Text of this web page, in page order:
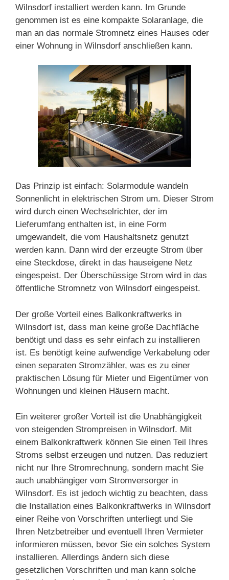
Wilnsdorf installiert werden kann. Im Grunde
genommen ist es eine kompakte Solaranlage, die
man an das normale Stromnetz eines Hauses oder
einer Wohnung in Wilnsdorf anschließen kann.
Das Prinzip ist einfach: Solarmodule wandeln
Sonnenlicht in elektrischen Strom um. Dieser Strom
wird durch einen Wechselrichter, der im
Lieferumfang enthalten ist, in eine Form
umgewandelt, die vom Haushaltsnetz genutzt
werden kann. Dann wird der erzeugte Strom über
eine Steckdose, direkt in das hauseigene Netz
eingespeist. Der Überschüssige Strom wird in das
öffentliche Stromnetz von Wilnsdorf eingespeist.
Der große Vorteil eines Balkonkraftwerks in
Wilnsdorf ist, dass man keine große Dachfläche
benötigt und dass es sehr einfach zu installieren
ist. Es benötigt keine aufwendige Verkabelung oder
einen separaten Stromzähler, was es zu einer
praktischen Lösung für Mieter und Eigentümer von
Wohnungen und kleinen Häusern macht.
Ein weiterer großer Vorteil ist die Unabhängigkeit
von steigenden Strompreisen in Wilnsdorf. Mit
einem Balkonkraftwerk können Sie einen Teil Ihres
Stroms selbst erzeugen und nutzen. Das reduziert
nicht nur Ihre Stromrechnung, sondern macht Sie
auch unabhängiger vom Stromversorger in
Wilnsdorf. Es ist jedoch wichtig zu beachten, dass
die Installation eines Balkonkraftwerks in Wilnsdorf
einer Reihe von Vorschriften unterliegt und Sie
Ihren Netzbetreiber und eventuell Ihren Vermieter
informieren müssen, bevor Sie ein solches System
installieren. Allerdings ändern sich diese
gesetzlichen Vorschriften und man kann solche